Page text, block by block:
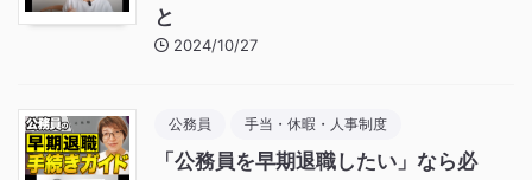
と
2024/10/27
公務員 手当・休暇・人事制度
「公務員を早期退職したい」なら必